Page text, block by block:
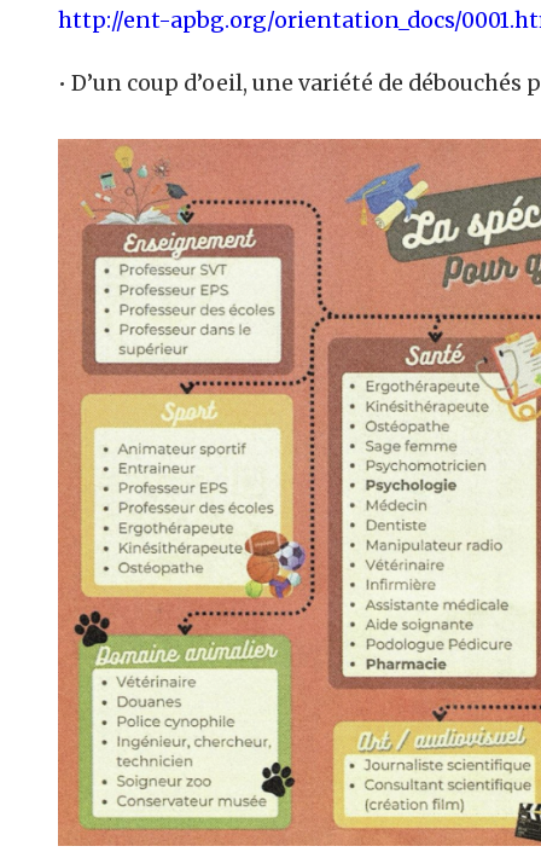
http://ent-apbg.org/orientation_docs/
• D’un coup d’oeil, une variété de débouchés